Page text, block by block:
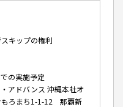
キップの権利
の実施予定
アドバンス 沖縄本社オ
もろまち1-1-12 那覇新